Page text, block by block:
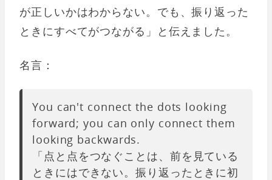
が正しいかはわからない。でも、振り返った
ときにすべてがつながる」と伝えました。
名言：
You can't connect the dots looking
forward; you can only connect them
looking backwards.
「点と点をつなぐことは、前を見ている
ときにはできない。振り返ったときに初